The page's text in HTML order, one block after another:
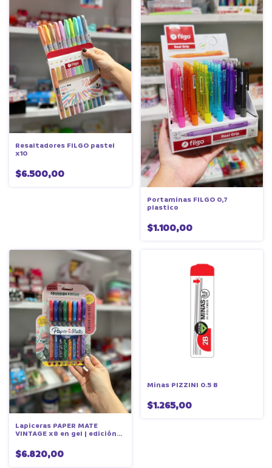
Resaltadores FILGO pastel
x10
$6.500,00
Portaminas FILGO 0,7
plastico
$1.100,00
Lapiceras PAPER MATE
VINTAGE x8 en gel | edición
$6.820,00
Minas PIZZINI 0.5 B
$1.265,00